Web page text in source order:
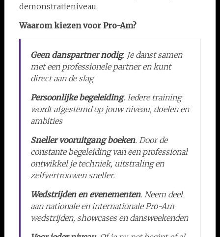
demonstratieniveau.
Waarom kiezen voor Pro-Am?
Geen danspartner nodig. Je danst samen
met een professionele partner en kunt
direct aan de slag
Persoonlijke begeleiding. Iedere training
wordt afgestemd op jouw niveau, doelen en
ambities
Sneller vooruitgang boeken. Door de
constante begeleiding van een professional
ontwikkel je techniek, uitstraling en
zelfvertrouwen sneller.
Wedstrijden en evenementen. Neem deel
aan nationale en internationale Pro-Am
wedstrijden, showcases en dansweekenden